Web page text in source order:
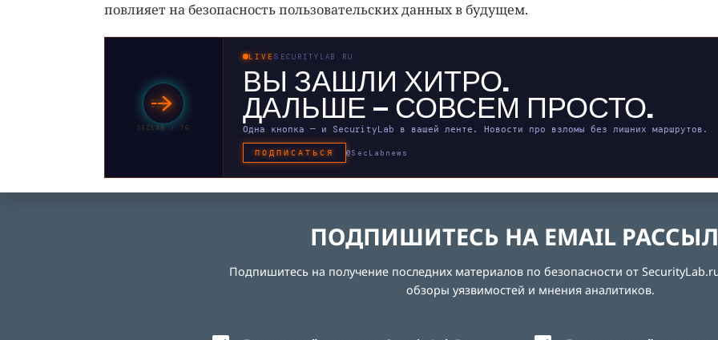
повлияет на безопасность пользовательских данных в будущем.
SECLAB / TG
LIVE SECURITYLAB.RU
ВЫ ЗАШЛИ ХИТРО.
ДАЛЬШЕ — СОВСЕМ ПРОСТО.
Одна кнопка — и SecurityLab в вашей ленте. Новости про взломы без лишних маршрутов.
ПОДПИСАТЬСЯ @SecLabnews
ПОДПИШИТЕСЬ НА EMAIL
Подпишитесь на получение последних материалов по безопасности от
обзоры уязвимостей и мнения аналитиков.